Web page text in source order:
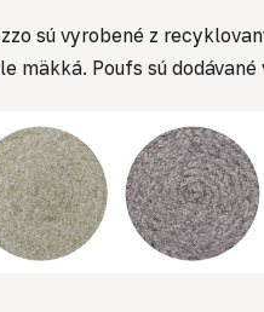
sú vyrobené z
mäkká. Poufs sú